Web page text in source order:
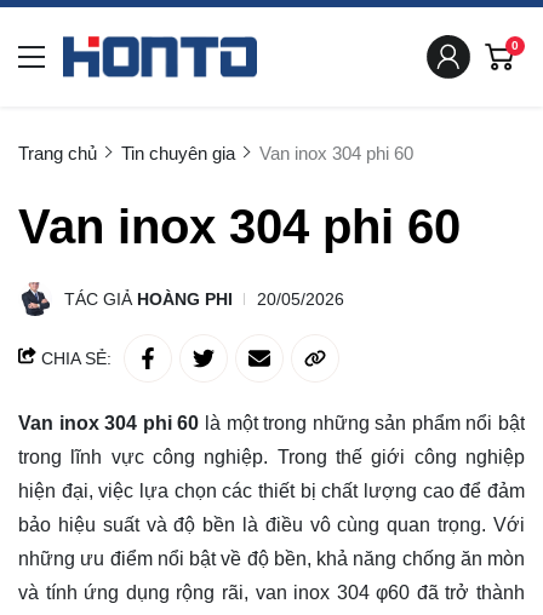
0
Trang chủ Tin chuyên gia Van inox 304 phi 60
Van inox 304 phi 60
TÁC GIẢ HOÀNG PHI 20/05/2026
CHIA SẺ:
Van inox 304 phi 60 là một trong những sản phẩm nổi bật
trong lĩnh vực công nghiệp. Trong thế giới công nghiệp
hiện đại, việc lựa chọn các thiết bị chất lượng cao để đảm
bảo hiệu suất và độ bền là điều vô cùng quan trọng. Với
những ưu điểm nổi bật về độ bền, khả năng chống ăn mòn
và tính ứng dụng rộng rãi, van inox 304 φ60 đã trở thành